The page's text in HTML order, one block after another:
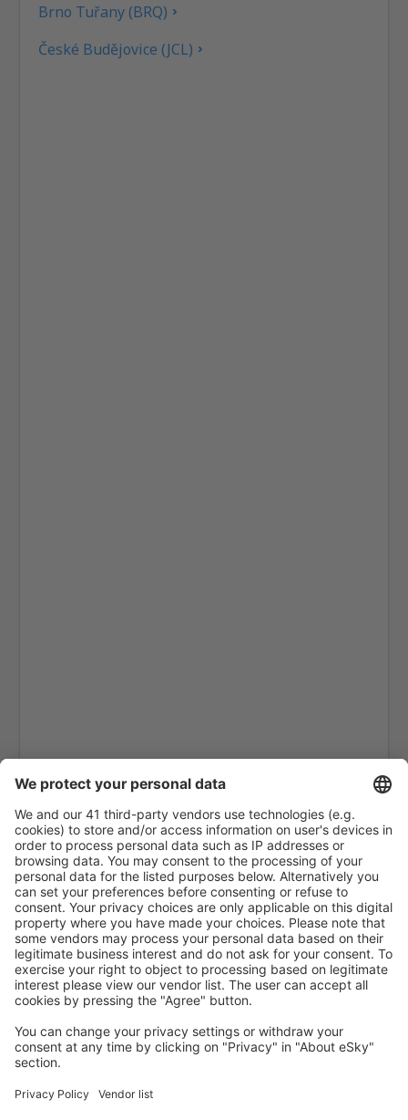
Brno Tuřany (BRQ)
České Budějovice (JCL)